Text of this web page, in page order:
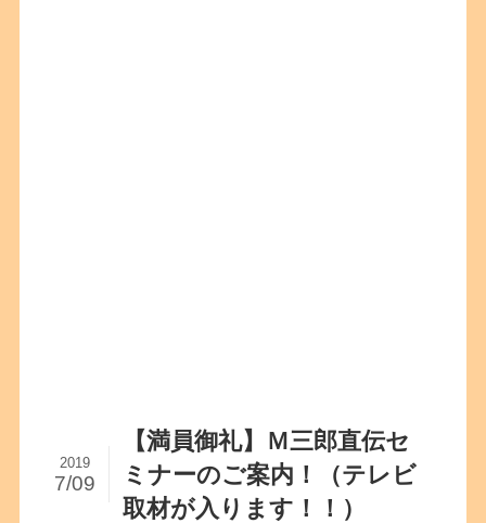
【満員御礼】Ｍ三郎直伝セ
ミナーのご案内！（テレビ
取材が入ります！！）
2019
7/09